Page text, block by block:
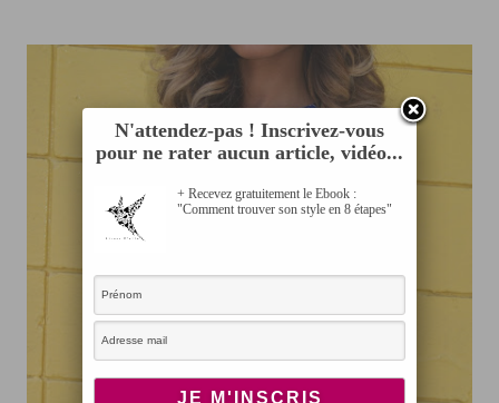
N'attendez-pas ! Inscrivez-vous
pour ne rater aucun article, vidéo...
+ Recevez gratuitement le Ebook :
"Comment trouver son style en 8 étapes"